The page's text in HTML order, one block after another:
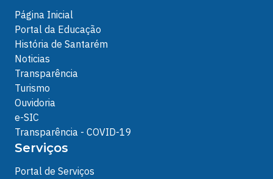
Página Inicial
Portal da Educação
História de Santarém
Noticias
Transparência
Turismo
Ouvidoria
e-SIC
Transparência - COVID-19
Serviços
Portal de Serviços